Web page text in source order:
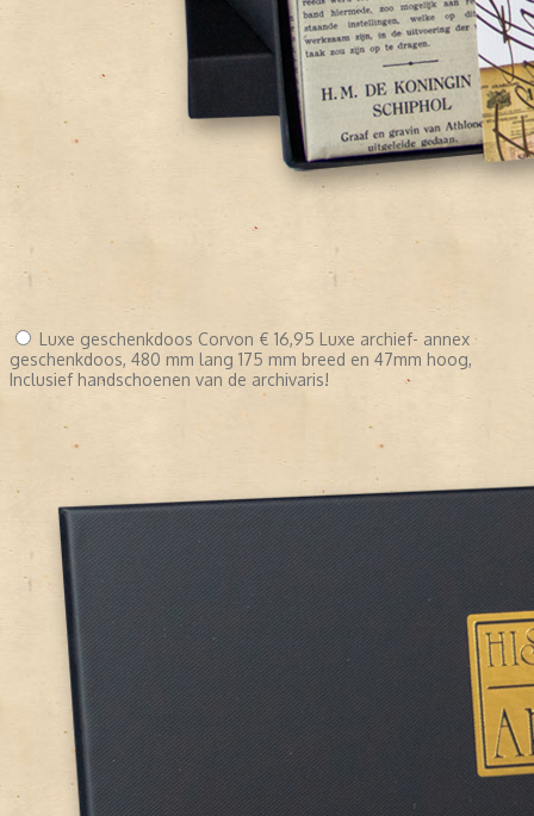
Luxe geschenkdoos Corvon € 16,95 Luxe archief- annex
geschenkdoos, 480 mm lang 175 mm breed en 47mm hoog,
Inclusief handschoenen van de archivaris!